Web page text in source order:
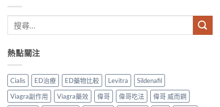
熱點關注
Cialis ED治療 ED藥物比較 Levitra
Sildenafil
Viagra副作用
Viagra藥效 偉哥 偉哥吃法
偉哥 威而鋼